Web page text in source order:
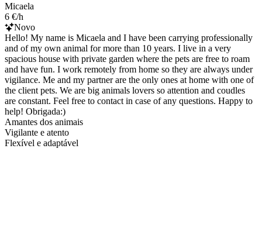
Micaela
6 €/h
Novo
Hello! My name is Micaela and I have been carrying professionally
and of my own animal for more than 10 years. I live in a very
spacious house with private garden where the pets are free to roam
and have fun. I work remotely from home so they are always under
vigilance. Me and my partner are the only ones at home with one of
the client pets. We are big animals lovers so attention and coudles
are constant. Feel free to contact in case of any questions. Happy to
help! Obrigada:)
Amantes dos animais
Vigilante e atento
Flexível e adaptável